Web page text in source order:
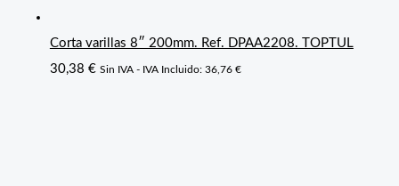
Corta varillas 8″ 200mm. Ref. DPAA2208. TOPTUL
30,38 € Sin IVA - IVA Incluido: 36,76 €